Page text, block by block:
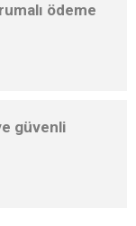
ödeme
güvenli